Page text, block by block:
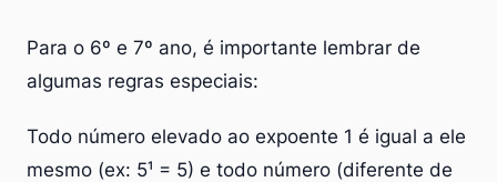
Para o 6º e 7º ano, é importante lembrar de
algumas regras especiais:
Todo número elevado ao expoente 1 é igual a ele
mesmo (ex: 5¹ = 5) e todo número (diferente de